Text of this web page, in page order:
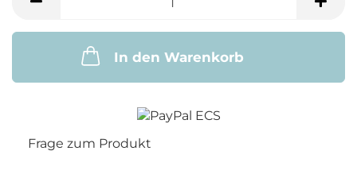
In den Warenkorb
Frage zum Produkt